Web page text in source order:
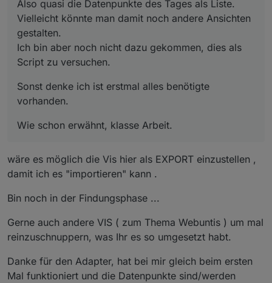
Also quasi die Datenpunkte des Tages als Liste.
Vielleicht könnte man damit noch andere Ansichten
gestalten.
Ich bin aber noch nicht dazu gekommen, dies als
Script zu versuchen.
Sonst denke ich ist erstmal alles benötigte
vorhanden.
Wie schon erwähnt, klasse Arbeit.
wäre es möglich die Vis hier als EXPORT einzustellen ,
damit ich es "importieren" kann .
Bin noch in der Findungsphase ...
Gerne auch andere VIS ( zum Thema Webuntis ) um mal
reinzuschnuppern, was Ihr es so umgesetzt habt.
Danke für den Adapter, hat bei mir gleich beim ersten
Mal funktioniert und die Datenpunkte sind/werden